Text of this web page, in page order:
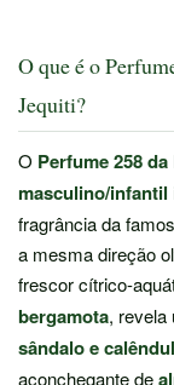
O que é o
Jequiti?
O Perfume 258
masculino/infantil
fragrância da
a mesma direção
frescor cítrico-
bergamota, revela
sândalo e
aconchegante de